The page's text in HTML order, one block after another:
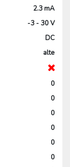
2.3 mA
-3 - 30 V
DC
alte
0
0
0
0
0
0